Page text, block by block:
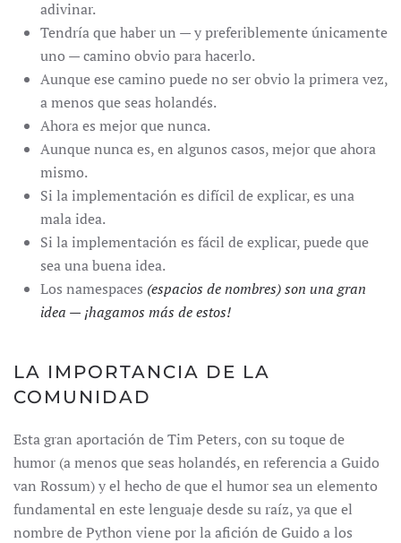
adivinar.
Tendría que haber un — y preferiblemente únicamente
uno — camino obvio para hacerlo.
Aunque ese camino puede no ser obvio la primera vez,
a menos que seas holandés.
Ahora es mejor que nunca.
Aunque nunca es, en algunos casos, mejor que ahora
mismo.
Si la implementación es difícil de explicar, es una
mala idea.
Si la implementación es fácil de explicar, puede que
sea una buena idea.
Los namespaces (espacios de nombres)son una gran
idea — ¡hagamos más de estos!
LA IMPORTANCIA DE LA
COMUNIDAD
Esta gran aportación de Tim Peters, con su toque de
humor (a menos que seas holandés, en referencia a Guido
van Rossum) y el hecho de que el humor sea un elemento
fundamental en este lenguaje desde su raíz, ya que el
nombre de Python viene por la afición de Guido a los